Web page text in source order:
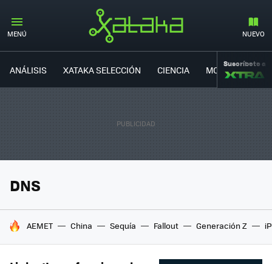
MENÚ NUEVO
ANÁLISIS XATAKA SELECCIÓN CIENCIA MOVILIDAD
Suscríbete a
DNS
HOY SE HABLA DE
AEMET China Sequía Fallout Generación Z